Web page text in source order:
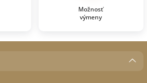
Možnosť
výmeny